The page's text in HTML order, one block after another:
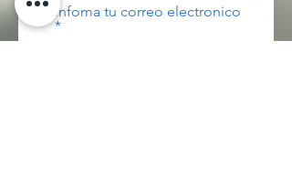
infoma tu correo electronico